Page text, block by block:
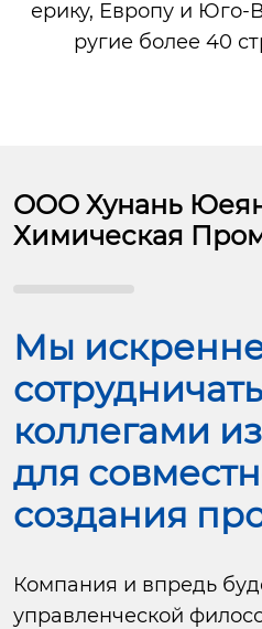
ерику, Европу и
ругие более 40
OOO Хунань
Химическая
Мы искренне
коллегами
для
создания
Компания и впредь
управленческой